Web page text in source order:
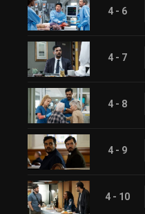
4 - 6
4 - 7
4 - 8
4 - 9
4 - 10